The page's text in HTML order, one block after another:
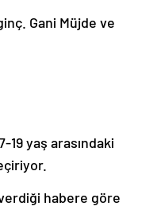
Gani Müjde ve
19 yaş arasındaki
verdiği habere göre